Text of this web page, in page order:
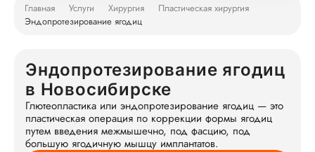
Главная Услуги Хирургия
Пластическая хирургия
Эндопротезирование ягодиц
Эндопротезирование ягодиц
в Новосибирске
Глютеопластика или эндопротезирование ягодиц — это
пластическая операция по коррекции формы ягодиц
путем введения межмышечно, под фасцию, под
большую ягодичную мышцу имплантатов.